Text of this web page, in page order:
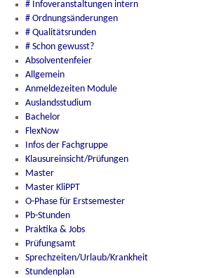
# Infoveranstaltungen intern
# Ordnungsänderungen
# Qualitätsrunden
# Schon gewusst?
Absolventenfeier
Allgemein
Anmeldezeiten Module
Auslandsstudium
Bachelor
FlexNow
Infos der Fachgruppe
Klausureinsicht/Prüfungen
Master
Master KliPPT
O-Phase für Erstsemester
Pb-Stunden
Praktika & Jobs
Prüfungsamt
Sprechzeiten/Urlaub/Krankheit
Stundenplan